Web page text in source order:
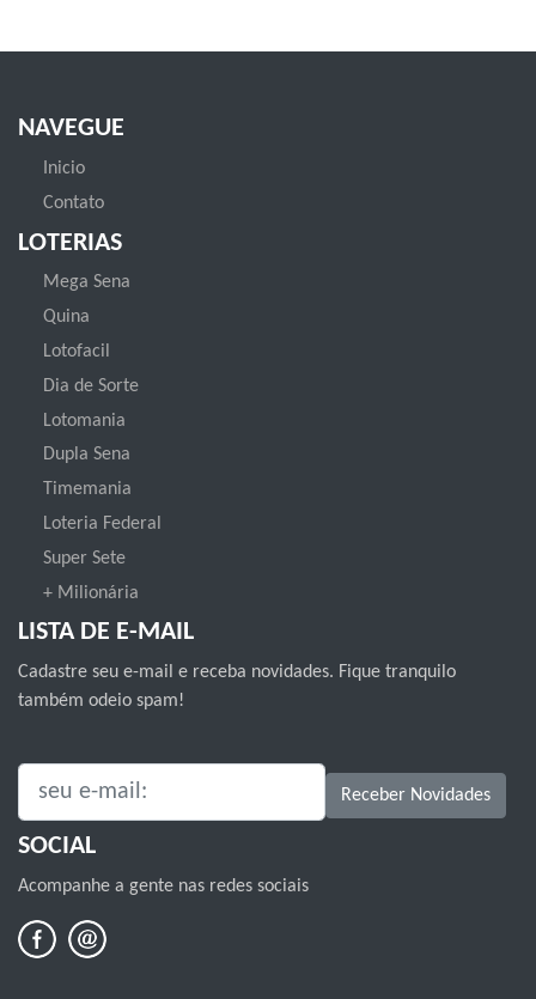
NAVEGUE
Inicio
Contato
LOTERIAS
Mega Sena
Quina
Lotofacil
Dia de Sorte
Lotomania
Dupla Sena
Timemania
Loteria Federal
Super Sete
+ Milionária
LISTA DE E-MAIL
Cadastre seu e-mail e receba novidades. Fique tranquilo
também odeio spam!
SEU E-MAIL: Receber Novidades
SOCIAL
Acompanhe a gente nas redes sociais